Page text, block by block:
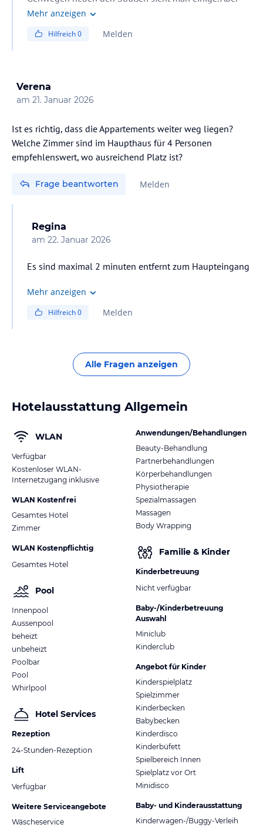
schön anzusehen
Mehr anzeigen
Hilfreich0 Melden
Verena
am 21. Januar 2026
Ist es richtig, dass die Appartements weiter weg liegen?
Welche Zimmer sind im Haupthaus für 4 Personen
empfehlenswert, wo ausreichend Platz ist?
Frage beantworten Melden
Regina
am 22. Januar 2026
Es sind maximal 2 minuten entfernt zum Haupteingang
Mehr anzeigen
Hilfreich0 Melden
Alle Fragen anzeigen
Hotelausstattung Allgemein
WLAN
Verfügbar
Kostenloser WLAN-
Internetzugang inklusive
WLAN Kostenfrei
Gesamtes Hotel
Zimmer
WLAN Kostenpflichtig
Gesamtes Hotel
Pool
Innenpool
Aussenpool
beheizt
unbeheizt
Poolbar
Pool
Whirlpool
Hotel Services
Rezeption
24-Stunden-Rezeption
Lift
Verfügbar
Weitere Serviceangebote
Wäscheservice
Anwendungen/Behandlungen
Beauty-Behandlung
Partnerbehandlungen
Körperbehandlungen
Physiotherapie
Spezialmassagen
Massagen
Body Wrapping
Familie & Kinder
Kinderbetreuung
Nicht verfügbar
Baby-/Kinderbetreuung
Auswahl
Miniclub
Kinderclub
Angebot für Kinder
Kinderspielplatz
Spielzimmer
Kinderbecken
Babybecken
Kinderdisco
Kinderbüfett
Spielbereich Innen
Spielplatz vor Ort
Minidisco
Baby- und Kinderausstattung
Kinderwagen-/Buggy-Verleih